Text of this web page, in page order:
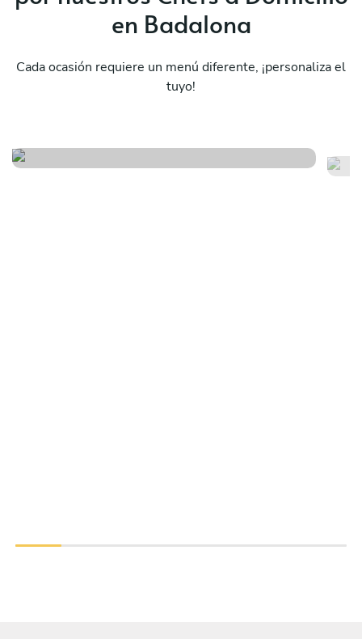
en Badalona
Cada ocasión requiere un menú diferente, ¡personaliza el
tuyo!